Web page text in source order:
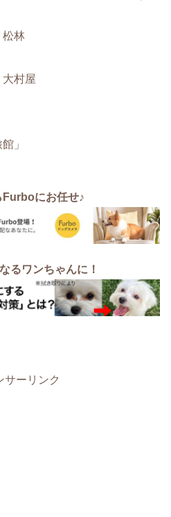
林
村屋
」
Furboにお任せ♪
るワンちゃんに！
サーリンク